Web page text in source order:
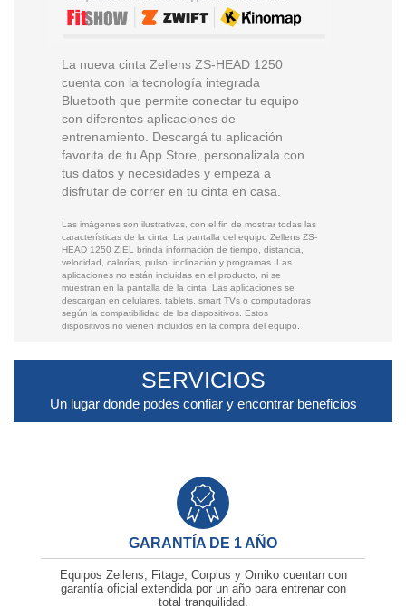
La nueva cinta Zellens ZS-HEAD 1250
cuenta con la tecnología integrada
Bluetooth que permite conectar tu equipo
con diferentes aplicaciones de
entrenamiento. Descargá tu aplicación
favorita de tu App Store, personalizala con
tus datos y necesidades y empezá a
disfrutar de correr en tu cinta en casa.
Las imágenes son ilustrativas, con el fin de mostrar todas las
características de la cinta. La pantalla del equipo Zellens ZS-
HEAD 1250 ZIEL brinda información de tiempo, distancia,
velocidad, calorías, pulso, inclinación y programas. Las
aplicaciones no están incluidas en el producto, ni se
muestran en la pantalla de la cinta. Las aplicaciones se
descargan en celulares, tablets, smart TVs o computadoras
según la compatibilidad de los dispositivos. Estos
dispositivos no vienen incluidos en la compra del equipo.
SERVICIOS
Un lugar donde podes confiar y encontrar beneficios
GARANTÍA DE 1 AÑO
Equipos Zellens, Fitage, Corplus y Omiko cuentan con
garantía oficial extendida por un año para entrenar con
total tranquilidad.